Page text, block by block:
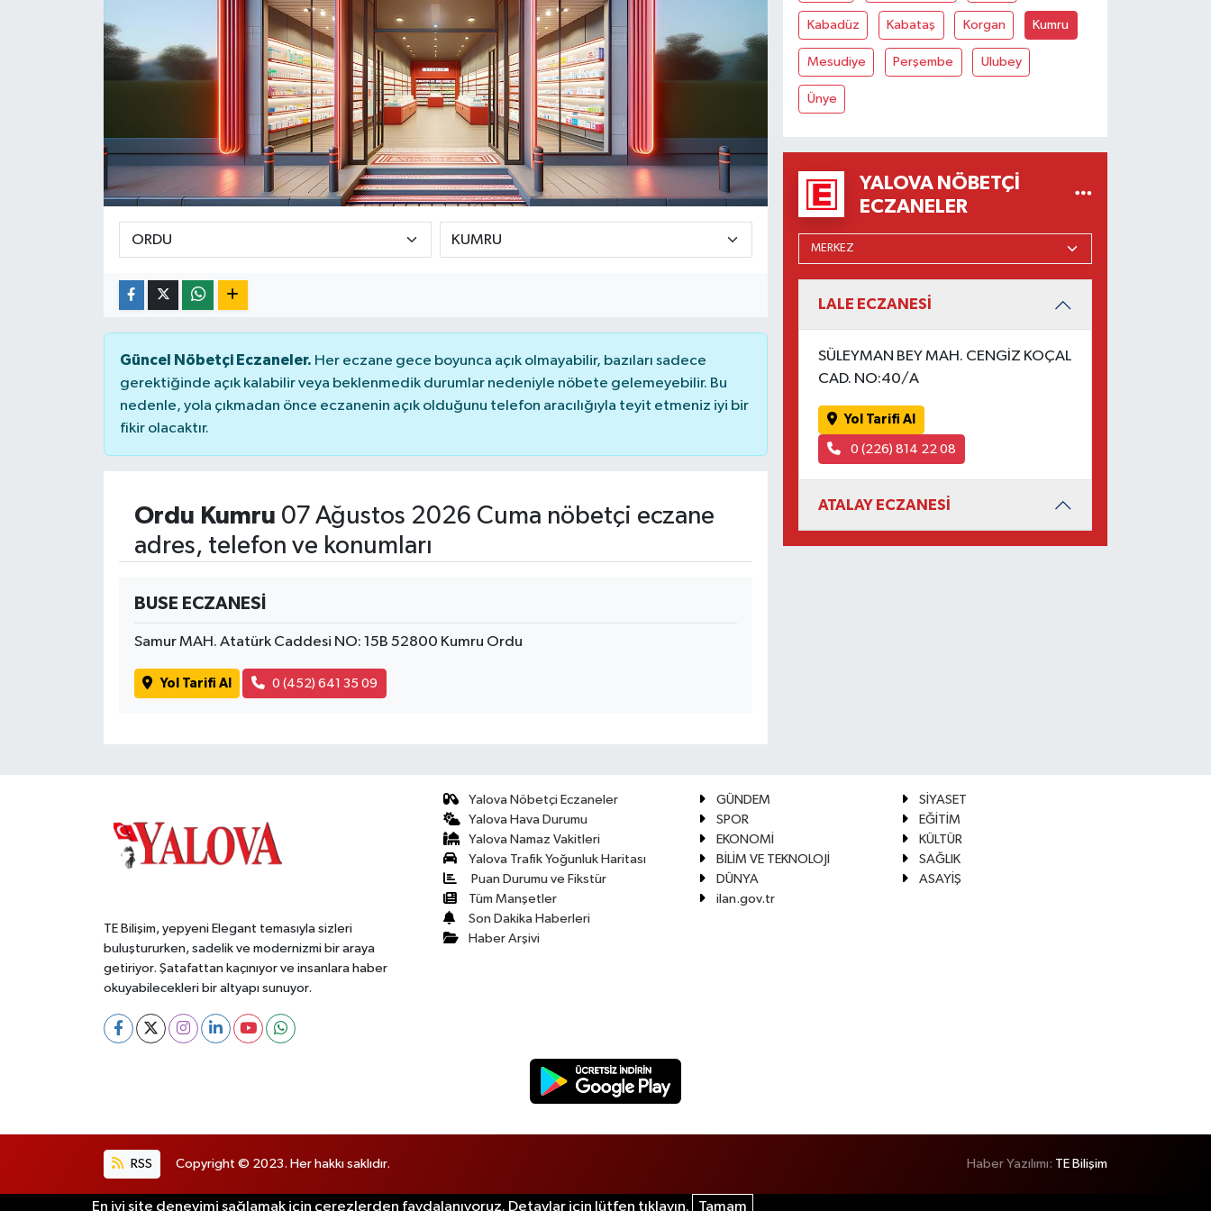
Güncel Nöbetçi Eczaneler. Her eczane gece boyunca açık olmayabilir, bazıları sadece
gerektiğinde açık kalabilir veya beklenmedik durumlar nedeniyle nöbete gelemeyebilir. Bu
nedenle, yola çıkmadan önce eczanenin açık olduğunu telefon aracılığıyla teyit etmeniz iyi bir
fikir olacaktır.
Ordu Kumru 07 Ağustos 2026 Cuma nöbetçi eczane
adres, telefon ve konumları
BUSE ECZANESİ
Samur MAH. Atatürk Caddesi NO: 15B 52800 Kumru Ordu
Yol Tarifi Al 0 (452) 641 35 09
Kabadüz Kabataş Korgan Kumru
Mesudiye Perşembe Ulubey
Ünye
YALOVA NÖBETÇI
ECZANELER
LALE ECZANESİ
SÜLEYMAN BEY MAH. CENGİZ KOÇAL
CAD. NO:40/A
Yol Tarifi Al
0 (226) 814 22 08
ATALAY ECZANESİ
TE Bilişim, yepyeni Elegant temasıyla sizleri
buluştururken, sadelik ve modernizmi bir araya
getiriyor. Şatafattan kaçınıyor ve insanlara haber
okuyabilecekleri bir altyapı sunuyor.
Yalova Nöbetçi Eczaneler
Yalova Hava Durumu
Yalova Namaz Vakitleri
Yalova Trafik Yoğunluk Haritası
Puan Durumu ve Fikstür
Tüm Manşetler
Son Dakika Haberleri
Haber Arşivi
GÜNDEM
SİYASET
SPOR
EĞİTİM
EKONOMİ
KÜLTÜR
BİLİM VE TEKNOLOJİ
SAĞLIK
DÜNYA
ASAYİŞ
ilan.gov.tr
RSS Copyright © 2023. Her hakkı saklıdır. Haber Yazılımı: TE Bilişim
En iyi site deneyimi sağlamak için çerezlerden faydalanıyoruz. Detaylar için lütfen tıklayın. Tamam
RESMİ İLAN